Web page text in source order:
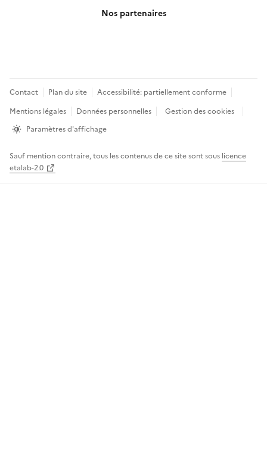
Nos partenaires
Pied
de
page
Contact Plan du site
Accessibilité: partiellement conforme
Mentions légales
Données personnelles
Gestion des cookies
Paramètres d'affichage
Sauf mention contraire, tous les contenus de ce site sont sous licence
etalab-2.0